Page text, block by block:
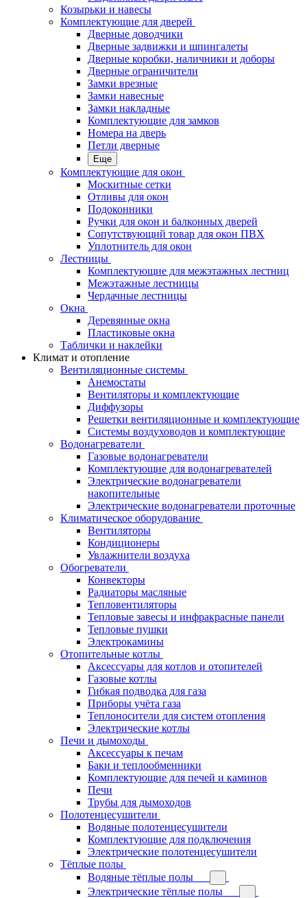
Козырьки и навесы
Комплектующие для дверей
Дверные доводчики
Дверные задвижки и шпингалеты
Дверные коробки, наличники и доборы
Дверные ограничители
Замки врезные
Замки навесные
Замки накладные
Комплектующие для замков
Номера на дверь
Петли дверные
Еще
Комплектующие для окон
Москитные сетки
Отливы для окон
Подоконники
Ручки для окон и балконных дверей
Сопутствующий товар для окон ПВХ
Уплотнитель для окон
Лестницы
Комплектующие для межэтажных лестниц
Межэтажные лестницы
Чердачные лестницы
Окна
Деревянные окна
Пластиковые окна
Таблички и наклейки
Климат и отопление
Вентиляционные системы
Анемостаты
Вентиляторы и комплектующие
Диффузоры
Решетки вентиляционные и комплектующие
Системы воздуховодов и комплектующие
Водонагреватели
Газовые водонагреватели
Комплектующие для водонагревателей
Электрические водонагреватели
накопительные
Электрические водонагреватели проточные
Климатическое оборудование
Вентиляторы
Кондиционеры
Увлажнители воздуха
Обогреватели
Конвекторы
Радиаторы масляные
Тепловентиляторы
Тепловые завесы и инфракрасные панели
Тепловые пушки
Электрокамины
Отопительные котлы
Аксессуары для котлов и отопителей
Газовые котлы
Гибкая подводка для газа
Приборы учёта газа
Теплоносители для систем отопления
Электрические котлы
Печи и дымоходы
Аксессуары к печам
Баки и теплообменники
Комплектующие для печей и каминов
Печи
Трубы для дымоходов
Полотенцесушители
Водяные полотенцесушители
Комплектующие для подключения
Электрические полотенцесушители
Тёплые полы
Водяные тёплые полы
Электрические тёплые полы